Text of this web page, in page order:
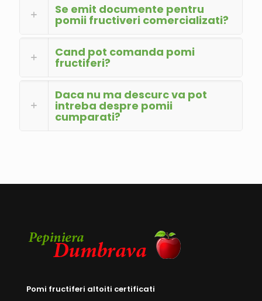
Se emit documente pentru
pomii fructiveri comercializati?
Cand pot comanda pomi
fructiferi?
Daca nu ma descurc va pot
intreba despre pomii
cumparati?
Pomi fructiferi altoiti certificati